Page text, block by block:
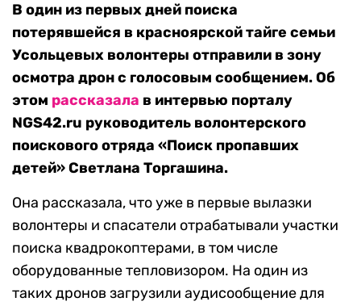
В один из первых дней поиска
потерявшейся в красноярской тайге семьи
Усольцевых волонтеры отправили в зону
осмотра дрон с голосовым сообщением. Об
этом рассказала в интервью порталу
NGS42.ru руководитель волонтерского
поискового отряда «Поиск пропавших
детей» Светлана Торгашина.
Она рассказала, что уже в первые вылазки
волонтеры и спасатели отрабатывали участки
поиска квадрокоптерами, в том числе
оборудованные тепловизором. На один из
таких дронов загрузили аудисообщение для